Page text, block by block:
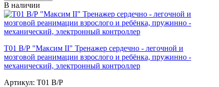
В наличии
Т01 В/Р "Максим II" Тренажер сердечно - легочной и
мозговой реанимации взрослого и ребёнка, пружинно -
механический, электронный контроллер
Артикул: Т01 В/Р